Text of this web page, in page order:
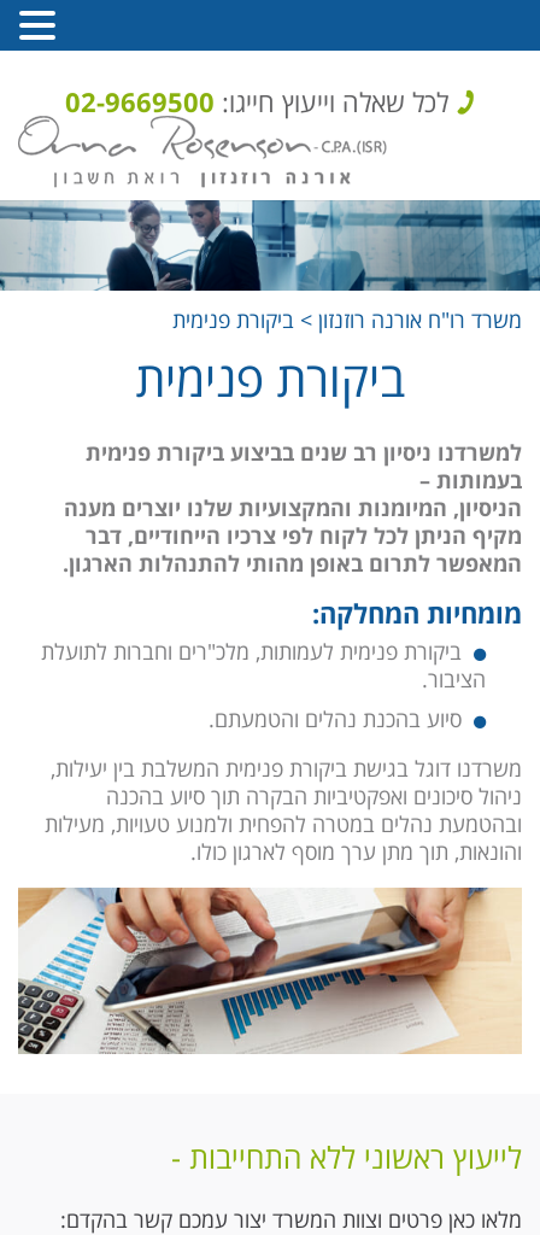
לכל שאלה וייעוץ חייגו: 02-9669500
משרד רו"ח אורנה רוזנזון > ביקורת פנימית
ביקורת פנימית
למשרדנו ניסיון רב שנים בביצוע ביקורת פנימית
בעמותות –
הניסיון, המיומנות והמקצועיות שלנו יוצרים מענה
מקיף הניתן לכל לקוח לפי צרכיו הייחודיים, דבר
המאפשר לתרום באופן מהותי להתנהלות הארגון.
מומחיות המחלקה:
ביקורת פנימית לעמותות, מלכ"רים וחברות לתועלת
הציבור.
סיוע בהכנת נהלים והטמעתם.
משרדנו דוגל בגישת ביקורת פנימית המשלבת בין יעילות,
ניהול סיכונים ואפקטיביות הבקרה תוך סיוע בהכנה
ובהטמעת נהלים במטרה להפחית ולמנוע טעויות, מעילות
והונאות, תוך מתן ערך מוסף לארגון כולו.
לייעוץ ראשוני ללא התחייבות -
מלאו כאן פרטים וצוות המשרד יצור עמכם קשר בהקדם: